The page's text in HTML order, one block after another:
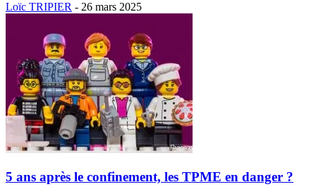
Loïc TRIPIER - 26 mars 2025
5 ans après le confinement, les TPME en danger ?